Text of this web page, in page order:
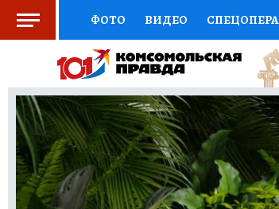
ФОТО ВИДЕО
СОЦПОДДЕРЖКА НАУКА
ВЫБОР ЭКСПЕРТОВ ДОКТОР
КНИЖНАЯ ПОЛКА
ПРЕСС-ЦЕНТР